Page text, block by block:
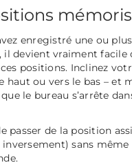
enregistré une ou
il devient vraiment facile
positions. Inclinez
haut ou vers le bas – et
le bureau s’arrête
passer de la position
sans même